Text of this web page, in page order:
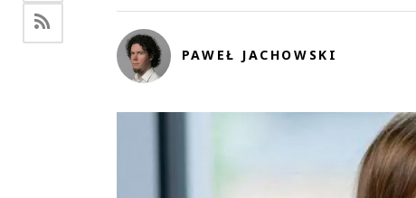
PAWEŁ JACHOWSKI